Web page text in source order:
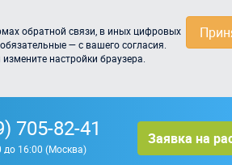
обратной связи, в иных цифровых
— с вашего согласия.
настройки браузера.
705-82-41
до 16:00 (Москва)
Заявка на